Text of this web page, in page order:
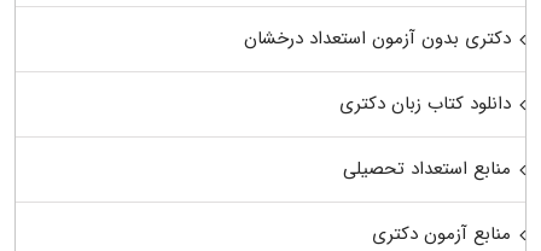
دکتری بدون آزمون استعداد درخشان
دانلود کتاب زبان دکتری
منابع استعداد تحصیلی
منابع آزمون دکتری